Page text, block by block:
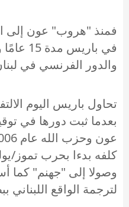
فمنذ "هروب" عون إلى
في
والدور الفرنسي في
تحاول باريس اليوم
بعدما ثبت دورها في
كلفه بدءا بحرب تموز/
وصولا إلى "جهنم" كما
لترجمة الواقع